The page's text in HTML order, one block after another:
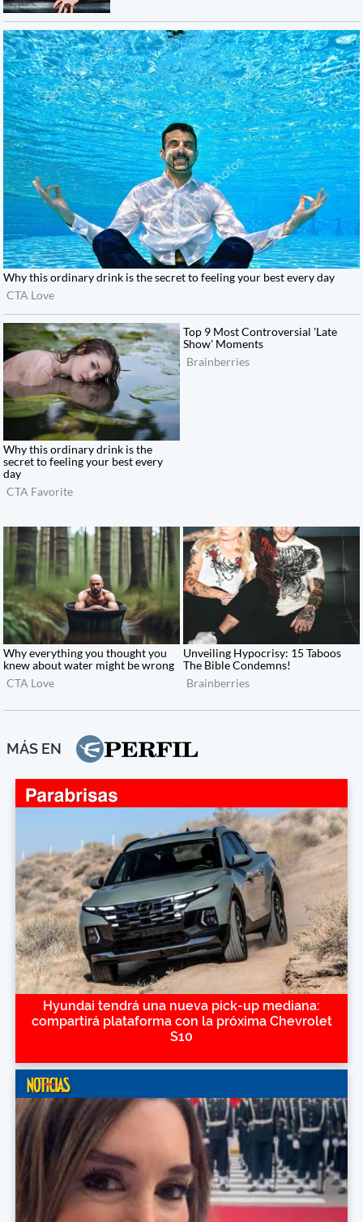
MÁS EN
Hyundai tendrá una nueva pick-up mediana:
compartirá plataforma con la próxima Chevrolet
S10